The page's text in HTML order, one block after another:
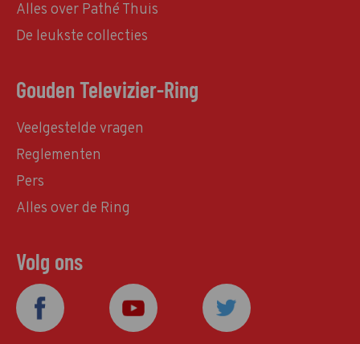
Alles over Pathé Thuis
De leukste collecties
Gouden Televizier-Ring
Veelgestelde vragen
Reglementen
Pers
Alles over de Ring
Volg ons